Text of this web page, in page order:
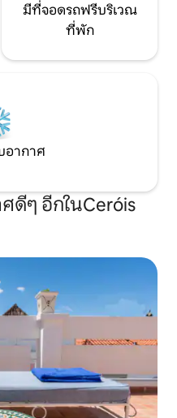
มีที่จอดรถฟรีบริเวณ
ที่พัก
อากาศ
ดีๆ อีกในCeróis